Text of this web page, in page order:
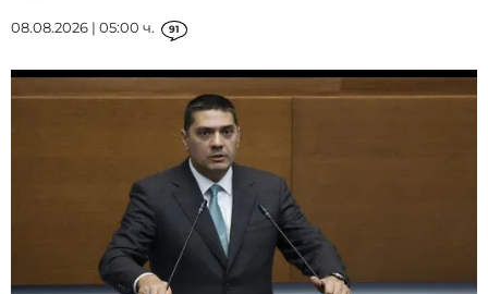
08.08.2026 | 05:00 ч. 91